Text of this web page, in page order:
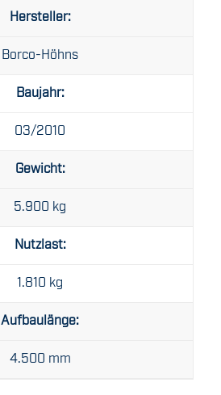
Hersteller:
Borco-Höhns
Baujahr:
03/2010
Gewicht:
5.900 kg
Nutzlast:
1.810 kg
Aufbaulänge:
4.500 mm